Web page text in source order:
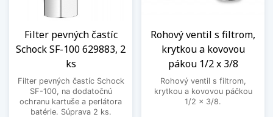
Filter pevných častíc
Schock SF-100 629883, 2
ks
Filter pevných častíc Schock
SF-100, na dodatočnú
ochranu kartuše a perlátora
batérie. Súprava 2 ks.
Rohový ventil s filtrom,
krytkou a kovovou
pákou 1/2 x 3/8
Rohový ventil s filtrom,
krytkou a kovovou páčkou
1/2 x 3/8.